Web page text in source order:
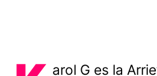
arol G es la